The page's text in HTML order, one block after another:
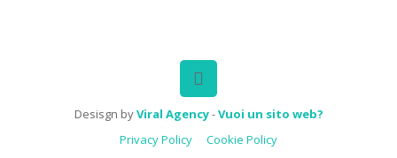
Desisgn byViral Agency-Vuoi un sito web?
Privacy Policy
Cookie Policy